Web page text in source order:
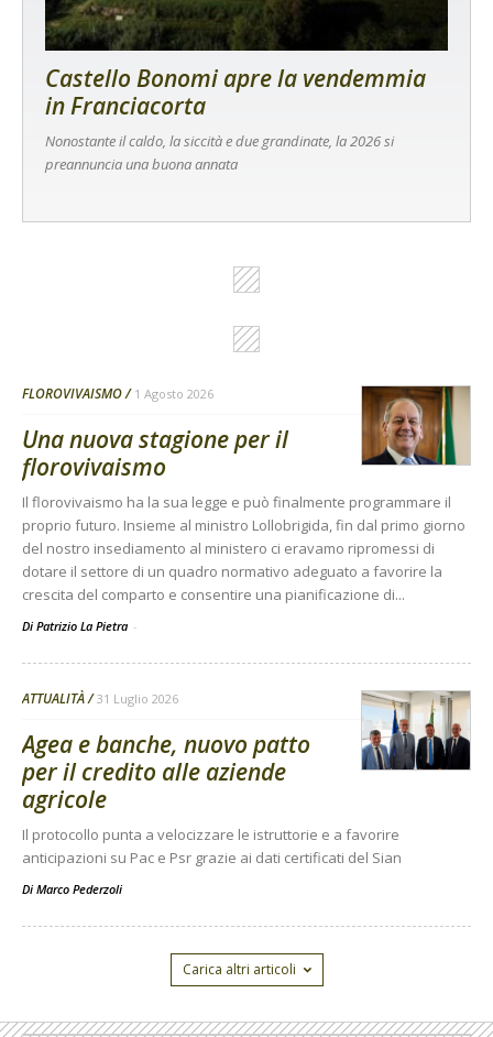
Castello Bonomi apre la vendemmia
in Franciacorta
Nonostante il caldo, la siccità e due grandinate, la 2026 si
preannuncia una buona annata
FLOROVIVAISMO 1 Agosto 2026
Una nuova stagione per il
florovivaismo
Il florovivaismo ha la sua legge e può finalmente programmare il
proprio futuro. Insieme al ministro Lollobrigida, fin dal primo giorno
del nostro insediamento al ministero ci eravamo ripromessi di
dotare il settore di un quadro normativo adeguato a favorire la
crescita del comparto e consentire una pianificazione di...
Di Patrizio La Pietra -
ATTUALITÀ 31 Luglio 2026
Agea e banche, nuovo patto
per il credito alle aziende
agricole
Il protocollo punta a velocizzare le istruttorie e a favorire
anticipazioni su Pac e Psr grazie ai dati certificati del Sian
Di Marco Pederzoli
Carica altri articoli